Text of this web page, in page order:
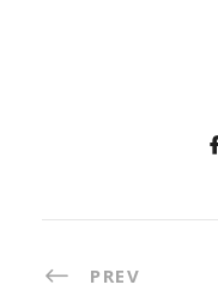
PREV